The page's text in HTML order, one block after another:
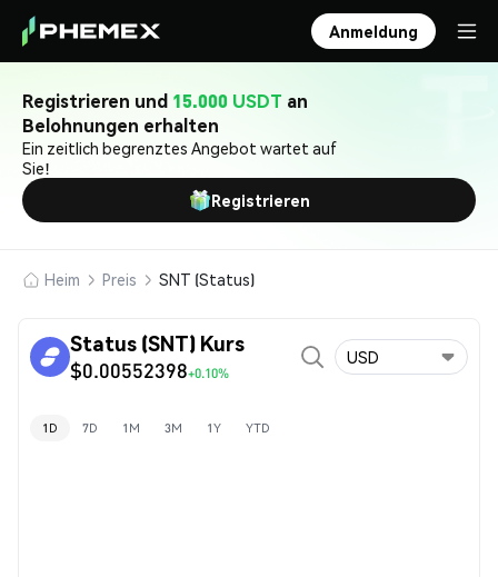
Anmeldung
Registrieren und 15.000 USDT an
Belohnungen erhalten
Ein zeitlich begrenztes Angebot wartet auf
Sie!
Registrieren
Heim Preis SNT (Status)
Status (SNT) Kurs
$0.00552398+0.10%
USD
1D 7D 1M 3M 1Y YTD